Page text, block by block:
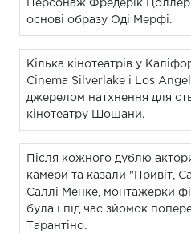
Персонаж Фредерік
основі образу Оді Мерфі.
Кілька кінотеатрів у
Cinema Silverlake і Los
джерелом натхнення для
кінотеатру Шошани.
Після кожного дублю
камери та казали "Привіт,
Саллі Менке, монтажерки
була і під час зйомок
Тарантіно.